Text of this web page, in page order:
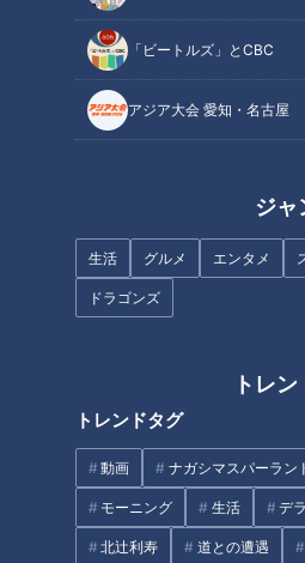
「ビートルズ」とCBC
アジア大会 愛知・名古屋
ジャ
生活 グルメ エンタメ
ドラゴンズ
トレ
トレンドタグ
動画 ナガシマスパーラン
モーニング 生活 デ
北辻利寿 道との遭遇
感動スポット① 甘そうな
感覚バーガー
CBCテレビ『チャント！』
東山公園周辺はこの季節、艶やか